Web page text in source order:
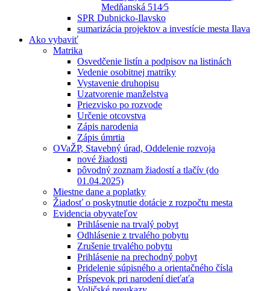
Medňanská 514⁄5
SPR Dubnicko-Ilavsko
sumarizácia projektov a investície mesta Ilava
Ako vybaviť
Matrika
Osvedčenie listín a podpisov na listinách
Vedenie osobitnej matriky
Vystavenie druhopisu
Uzatvorenie manželstva
Priezvisko po rozvode
Určenie otcovstva
Zápis narodenia
Zápis úmrtia
OVaŽP, Stavebný úrad, Oddelenie rozvoja
nové žiadosti
pôvodný zoznam žiadostí a tlačív (do
01.04.2025)
Miestne dane a poplatky
Žiadosť o poskytnutie dotácie z rozpočtu mesta
Evidencia obyvateľov
Prihlásenie na trvalý pobyt
Odhlásenie z trvalého pobytu
Zrušenie trvalého pobytu
Prihlásenie na prechodný pobyt
Pridelenie súpisného a orientačného čísla
Príspevok pri narodení dieťaťa